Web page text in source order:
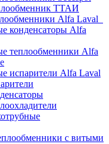
ТТАИ
Alfa Laval
конденсаторы Alfa
теплообменники Alfa
испарители Alfa Laval
с витыми